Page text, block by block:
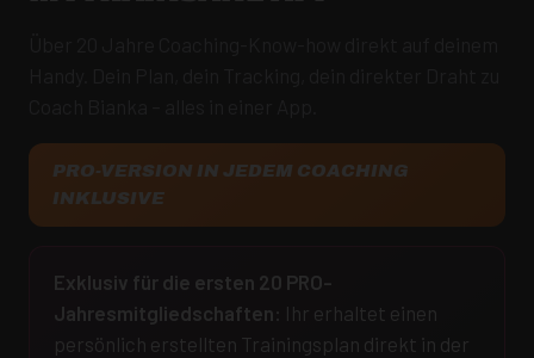
PRO-VERSION IN JEDEM COACHING
INKLUSIVE
Exklusiv für die ersten 20 PRO-
Jahresmitgliedschaften: Ihr erhaltet einen
persönlich erstellten Trainingsplan direkt in der